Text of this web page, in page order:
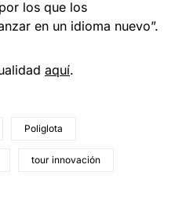
los que los
en un idioma nuevo”.
aquí.
Poliglota
tour innovación